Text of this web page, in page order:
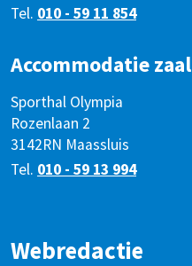
Tel. 010 - 59 11 854
Accommodatie zaal
Sporthal Olympia
Rozenlaan 2
3142RN Maassluis
Tel. 010 - 59 13 994
Webredactie